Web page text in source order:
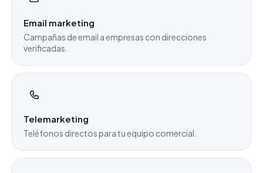
Email marketing
Campañas de email a empresas con direcciones
verificadas.
Telemarketing
Teléfonos directos para tu equipo comercial.